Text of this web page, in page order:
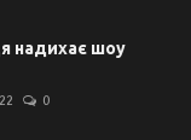
надихає шоу
0